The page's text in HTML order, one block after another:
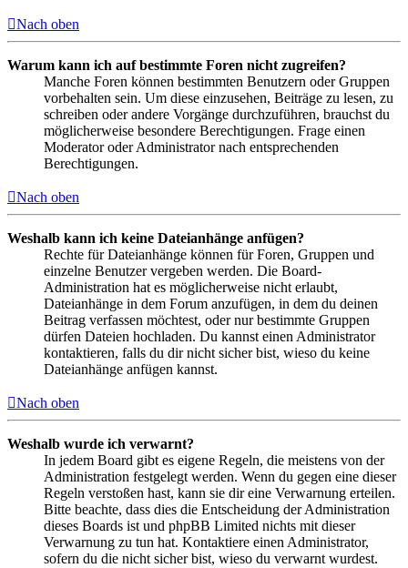
Nach oben
Warum kann ich auf bestimmte Foren nicht zugreifen?
Manche Foren können bestimmten Benutzern oder Gruppen
vorbehalten sein. Um diese einzusehen, Beiträge zu lesen, zu
schreiben oder andere Vorgänge durchzuführen, brauchst du
möglicherweise besondere Berechtigungen. Frage einen
Moderator oder Administrator nach entsprechenden
Berechtigungen.
Nach oben
Weshalb kann ich keine Dateianhänge anfügen?
Rechte für Dateianhänge können für Foren, Gruppen und
einzelne Benutzer vergeben werden. Die Board-
Administration hat es möglicherweise nicht erlaubt,
Dateianhänge in dem Forum anzufügen, in dem du deinen
Beitrag verfassen möchtest, oder nur bestimmte Gruppen
dürfen Dateien hochladen. Du kannst einen Administrator
kontaktieren, falls du dir nicht sicher bist, wieso du keine
Dateianhänge anfügen kannst.
Nach oben
Weshalb wurde ich verwarnt?
In jedem Board gibt es eigene Regeln, die meistens von der
Administration festgelegt werden. Wenn du gegen eine dieser
Regeln verstoßen hast, kann sie dir eine Verwarnung erteilen.
Bitte beachte, dass dies die Entscheidung der Administration
dieses Boards ist und phpBB Limited nichts mit dieser
Verwarnung zu tun hat. Kontaktiere einen Administrator,
sofern du die nicht sicher bist, wieso du verwarnt wurdest.